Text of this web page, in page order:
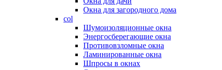
Окна для загородного дома
col
Шумоизоляционные окна
Энергосберегающие окна
Противовзломные окна
Ламинированные окна
Шпросы в окнах